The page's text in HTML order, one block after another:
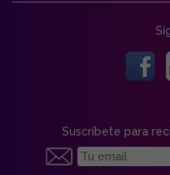
Suscríbete para